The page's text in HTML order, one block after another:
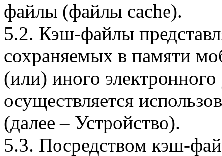
файлы (файлы cache).
5.2. Кэш-файлы
сохраняемых в памяти
(или) иного электронного
осуществляется
(далее – Устройство).
5.3. Посредством кэш-